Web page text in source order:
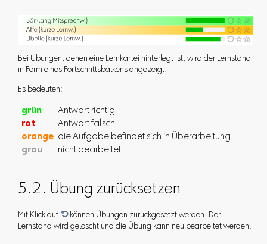
Bei Übungen, denen eine Lernkartei hinterlegt ist, wird der Lernstand
in Form eines Fortschrittsbalkens angezeigt.
Es bedeuten:
grün
Antwort richtig
rot
Antwort falsch
orange die Aufgabe befindet sich in Überarbeitung
grau
nicht bearbeitet
5.2. Übung zurücksetzen
Mit Klick auf können Übungen zurückgesetzt werden. Der
Lernstand wird gelöscht und die Übung kann neu bearbeitet werden.